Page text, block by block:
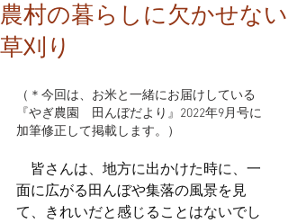
農村の暮らしに欠かせない
草刈り
（＊今回は、お米と一緒にお届けしている
『やぎ農園　田んぼだより』2022年9月号に
加筆修正して掲載します。）
皆さんは、地方に出かけた時に、一
面に広がる田んぼや集落の風景を見
て、きれいだと感じることはないでし